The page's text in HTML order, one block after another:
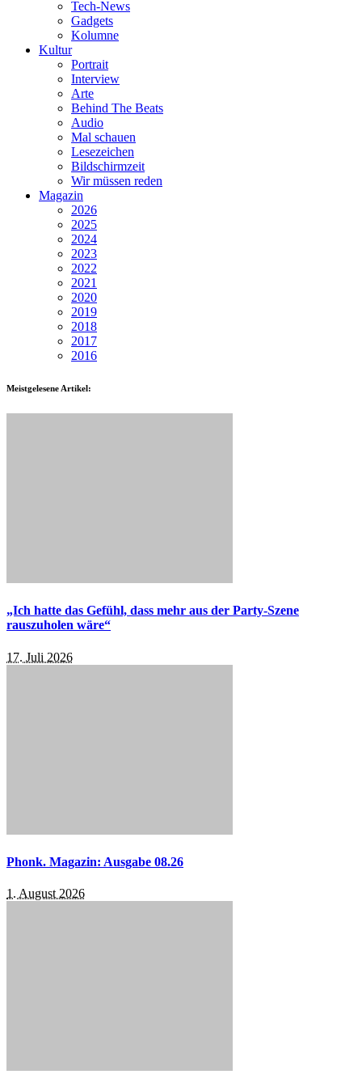
Tech-News
Gadgets
Kolumne
Kultur
Portrait
Interview
Arte
Behind The Beats
Audio
Mal schauen
Lesezeichen
Bildschirmzeit
Wir müssen reden
Magazin
2026
2025
2024
2023
2022
2021
2020
2019
2018
2017
2016
Meistgelesene Artikel:
„Ich hatte das Gefühl, dass mehr aus der Party-Szene
rauszuholen wäre“
17. Juli 2026
Phonk. Magazin: Ausgabe 08.26
1. August 2026